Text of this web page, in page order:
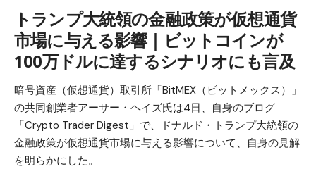
トランプ大統領の金融政策が仮想通貨
市場に与える影響｜ビットコインが
100万ドルに達するシナリオにも言及
暗号資産（仮想通貨）取引所「BitMEX（ビットメックス）」
の共同創業者アーサー・ヘイズ氏は4日、自身のブログ
「Crypto Trader Digest」で、ドナルド・トランプ大統領の
金融政策が仮想通貨市場に与える影響について、自身の見解
を明らかにした。